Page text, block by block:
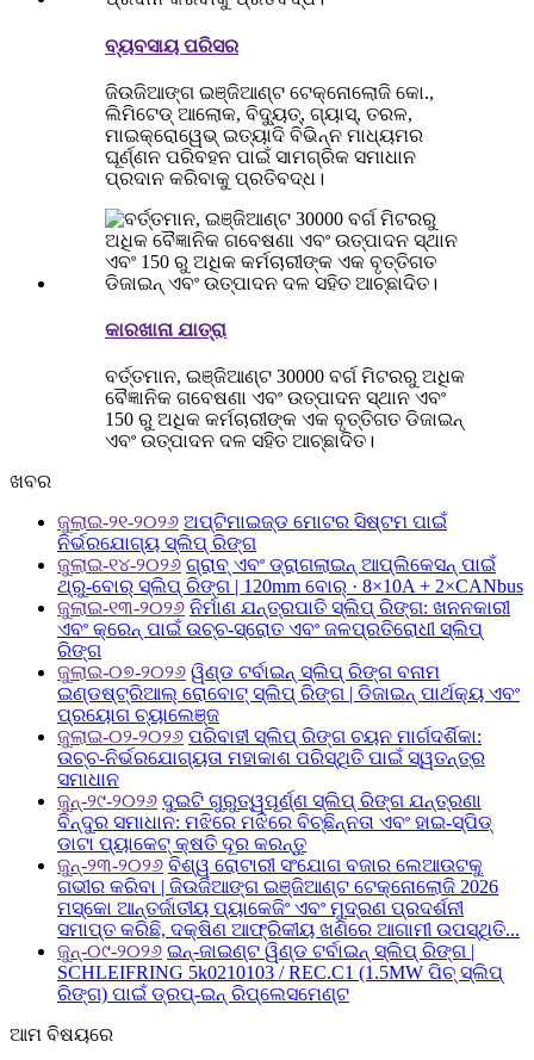
ବ୍ୟବସାୟ ପରିସର
ଜିଉଜିଆଙ୍ଗ ଇଞ୍ଜିଆଣ୍ଟ ଟେକ୍ନୋଲୋଜି କୋ.,
ଲିମିଟେଡ୍ ଆଲୋକ, ବିଦ୍ୟୁତ୍, ଗ୍ୟାସ୍, ତରଳ,
ମାଇକ୍ରୋୱେଭ୍ ଇତ୍ୟାଦି ବିଭିନ୍ନ ମାଧ୍ୟମର
ଘୂର୍ଣ୍ଣନ ପରିବହନ ପାଇଁ ସାମଗ୍ରିକ ସମାଧାନ
ପ୍ରଦାନ କରିବାକୁ ପ୍ରତିବଦ୍ଧ।
କାରଖାନା ଯାତ୍ରା
ବର୍ତ୍ତମାନ, ଇଞ୍ଜିଆଣ୍ଟ 30000 ବର୍ଗ ମିଟରରୁ ଅଧିକ
ବୈଜ୍ଞାନିକ ଗବେଷଣା ଏବଂ ଉତ୍ପାଦନ ସ୍ଥାନ ଏବଂ
150 ରୁ ଅଧିକ କର୍ମଚାରୀଙ୍କ ଏକ ବୃତ୍ତିଗତ ଡିଜାଇନ୍
ଏବଂ ଉତ୍ପାଦନ ଦଳ ସହିତ ଆଚ୍ଛାଦିତ।
ଖବର
ଜୁଲାଇ-୨୧-୨୦୨୬ ଅପ୍ଟିମାଇଜ୍ଡ ମୋଟର ସିଷ୍ଟମ ପାଇଁ
ନିର୍ଭରଯୋଗ୍ୟ ସ୍ଲିପ୍ ରିଙ୍ଗ
ଜୁଲାଇ-୧୪-୨୦୨୬ ଗ୍ରାବ୍ ଏବଂ ଡ୍ରାଗଲାଇନ୍ ଆପ୍ଲିକେସନ୍ ପାଇଁ
ଥ୍ରୁ-ବୋର୍ ସ୍ଲିପ୍ ରିଙ୍ଗ | 120mm ବୋର୍ · 8×10A + 2×CANbus
ଜୁଲାଇ-୧୩-୨୦୨୬ ନିର୍ମାଣ ଯନ୍ତ୍ରପାତି ସ୍ଲିପ୍ ରିଙ୍ଗ: ଖନନକାରୀ
ଏବଂ କ୍ରେନ୍ ପାଇଁ ଉଚ୍ଚ-ସ୍ରୋତ ଏବଂ ଜଳପ୍ରତିରୋଧୀ ସ୍ଲିପ୍
ରିଙ୍ଗ
ଜୁଲାଇ-୦୭-୨୦୨୬ ୱିଣ୍ଡ ଟର୍ବାଇନ୍ ସ୍ଲିପ୍ ରିଙ୍ଗ ବନାମ
ଇଣ୍ଡଷ୍ଟ୍ରିଆଲ୍ ରୋବୋଟ୍ ସ୍ଲିପ୍ ରିଙ୍ଗ | ଡିଜାଇନ୍ ପାର୍ଥକ୍ୟ ଏବଂ
ପ୍ରୟୋଗ ଚ୍ୟାଲେଞ୍ଜ
ଜୁଲାଇ-୦୨-୨୦୨୬ ପରିବାହୀ ସ୍ଲିପ୍ ରିଙ୍ଗ ଚୟନ ମାର୍ଗଦର୍ଶିକା:
ଉଚ୍ଚ-ନିର୍ଭରଯୋଗ୍ୟତା ମହାକାଶ ପରିସ୍ଥିତି ପାଇଁ ସ୍ୱତନ୍ତ୍ର
ସମାଧାନ
ଜୁନ୍-୨୯-୨୦୨୬ ଦୁଇଟି ଗୁରୁତ୍ୱପୂର୍ଣ୍ଣ ସ୍ଲିପ୍ ରିଙ୍ଗ ଯନ୍ତ୍ରଣା
ବିନ୍ଦୁର ସମାଧାନ: ମଝିରେ ମଝିରେ ବିଚ୍ଛିନ୍ନତା ଏବଂ ହାଇ-ସ୍ପିଡ୍
ଡାଟା ପ୍ୟାକେଟ୍ କ୍ଷତି ଦୂର କରନ୍ତୁ
ଜୁନ୍-୨୩-୨୦୨୬ ବିଶ୍ୱ ରୋଟାରୀ ସଂଯୋଗ ବଜାର ଲେଆଉଟକୁ
ଗଭୀର କରିବା | ଜିଉଜିଆଙ୍ଗ ଇଞ୍ଜିଆଣ୍ଟ ଟେକ୍ନୋଲୋଜି 2026
ମସ୍କୋ ଆନ୍ତର୍ଜାତୀୟ ପ୍ୟାକେଜିଂ ଏବଂ ମୁଦ୍ରଣ ପ୍ରଦର୍ଶନୀ
ସମାପ୍ତ କରିଛି, ଦକ୍ଷିଣ ଆଫ୍ରିକୀୟ ଖଣିରେ ଆଗାମୀ ଉପସ୍ଥିତି...
ଜୁନ୍-୦୯-୨୦୨୬ ଇନ୍-ଜାଇଣ୍ଟ ୱିଣ୍ଡ ଟର୍ବାଇନ୍ ସ୍ଲିପ୍ ରିଙ୍ଗ |
SCHLEIFRING 5k0210103 / REC.C1 (1.5MW ପିଚ୍ ସ୍ଲିପ୍
ରିଙ୍ଗ) ପାଇଁ ଡ୍ରପ୍-ଇନ୍ ରିପ୍ଲେସମେଣ୍ଟ
ଆମ ବିଷୟରେ